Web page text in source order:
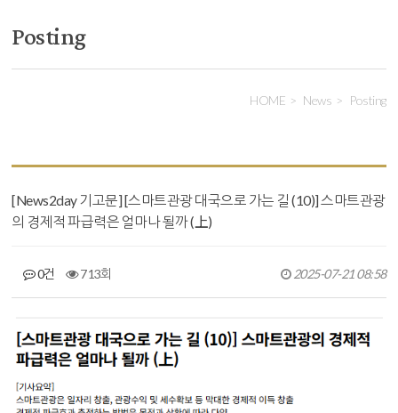
Posting
HOME News Posting
[News2day 기고문] [스마트관광 대국으로 가는 길 (10)] 스마트관광
의 경제적 파급력은 얼마나 될까 (上)
0건 713회 2025-07-21 08:58
본문